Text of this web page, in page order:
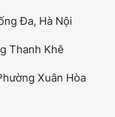
Đa, Hà Nội
Thanh Khê
Xuân Hòa